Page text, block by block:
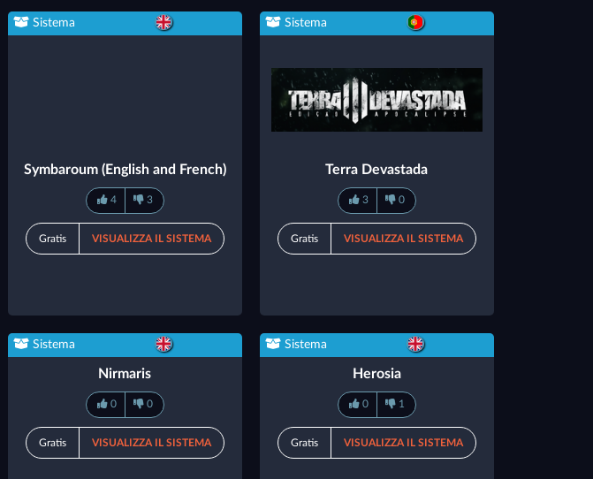
Sistema
Symbaroum (English and French)
4 3
Gratis VISUALIZZA IL SISTEMA
Sistema
Terra Devastada
3 0
Gratis VISUALIZZA IL SISTEMA
Sistema
Nirmaris
0 0
Gratis VISUALIZZA IL SISTEMA
Sistema
Herosia
0 1
Gratis VISUALIZZA IL SISTEMA